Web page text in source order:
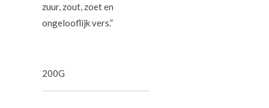
zuur, zout, zoet en
ongelooflijk vers.”
200G